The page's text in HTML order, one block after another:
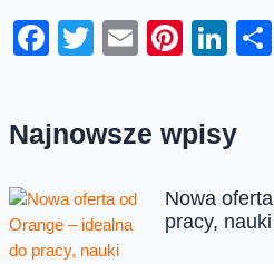
Facebook
Twitter
Email
Najnowsze wpisy
Nowa
pracy, nauki